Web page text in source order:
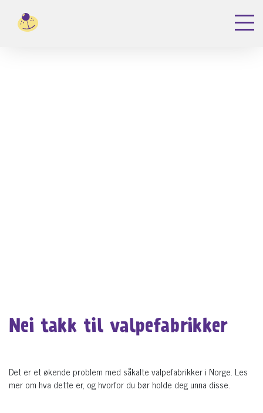
Nei takk til valpefabrikker
Det er et økende problem med såkalte valpefabrikker i Norge. Les
mer om hva dette er, og hvorfor du bør holde deg unna disse.